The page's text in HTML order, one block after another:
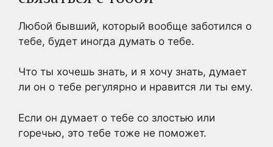
Любой бывший, который вообще заботился о
тебе, будет иногда думать о тебе.
Что ты хочешь знать, и я хочу знать, думает
ли он о тебе регулярно и нравится ли ты ему.
Если он думает о тебе со злостью или
горечью, это тебе тоже не поможет.